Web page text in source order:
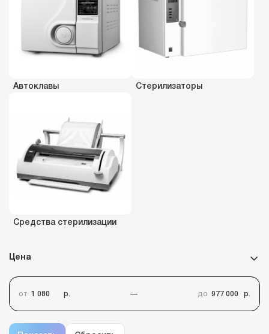
Автоклавы Стерилизаторы
Средства стерилизации
Цена
от р. до р.